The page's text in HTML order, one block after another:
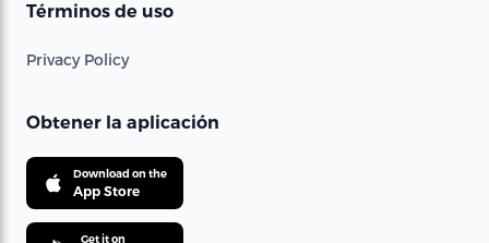
Términos de uso
Privacy Policy
Obtener la aplicación
Download on the
App Store
Get it on